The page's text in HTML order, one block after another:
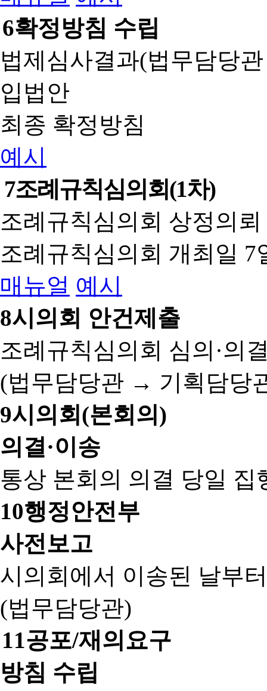
6확정방침 수립
법제심사결과(법무담당
입법안
최종 확정방침
예시
7조례규칙심의회(1차)
조례규칙심의회 상정의
조례규칙심의회 개최일 7
매뉴얼 예시
8시의회 안건제출
조례규칙심의회 심의·의
(법무담당관 → 기획담당
9시의회(본회의)
의결·이송
통상 본회의 의결 당일 집
10행정안전부
사전보고
시의회에서 이송된 날부
(법무담당관)
11공포/재의요구
방침 수립